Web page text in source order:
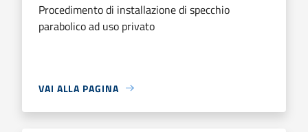
Procedimento di installazione di specchio
parabolico ad uso privato
VAI ALLA PAGINA